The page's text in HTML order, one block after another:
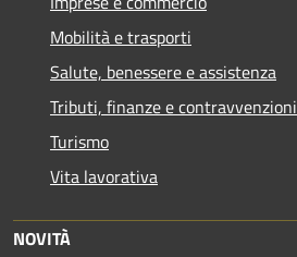
Mobilità e trasporti
Salute, benessere e assistenza
Tributi, finanze e contravvenzioni
Turismo
Vita lavorativa
NOVITÀ